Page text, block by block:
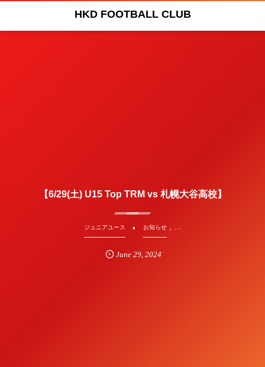
HKD FOOTBALL CLUB
【6/29(土) U15 Top TRM vs 札幌大谷高校】
ジュニアユース お知らせ, …
June 29,2024